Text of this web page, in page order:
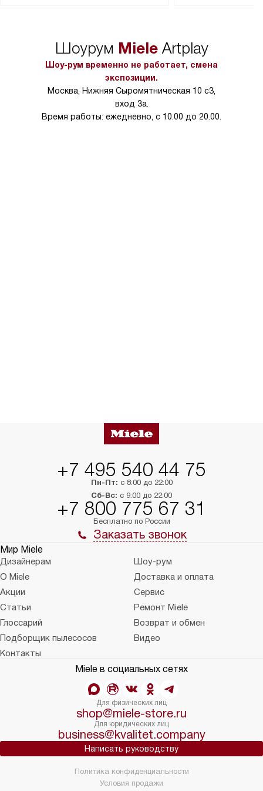
в условиях
тарифы на услуги
Шоурум MieleArtplay
Шоу-рум временно не работает, смена
экспозиции.
Москва, Нижняя Сыромятническая 10 с3,
вход 3а.
Время работы: ежедневно, с 10.00 до 20.00.
+7 495 540 44 75
Пн-Пт: с 8:00 до 22:00
Сб-Вс: с 9:00 до 22:00
+7 800 775 67 31
Бесплатно по России
Заказать звонок
Мир Miele
Дизайнерам
Шоу-рум
О Miele
Доставка и оплата
Акции
Сервис
Статьи
Ремонт Miele
Глоссарий
Возврат и обмен
Подборщик пылесосов
Видео
Контакты
Miele в социальных сетях
Для физических лиц
shop@miele-store.ru
Для юридических лиц
business@kvalitet.company
Написать руководству
Политика конфиденциальности
Условия продажи